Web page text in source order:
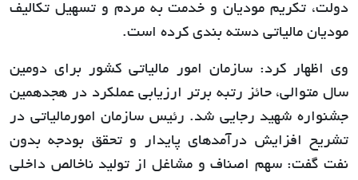
دولت، تکریم مودیان و خدمت به مردم و تسهیل تکالیف
مودیان مالیاتی دسته بندی کرده است.
وی اظهار کرد: سازمان امور مالیاتی کشور برای دومین
سال متوالی، حائز رتبه برتر ارزیابی عملکرد در هجدهمین
جشنواره شهید رجایی شد. رئیس سازمان امورمالیاتی در
تشریح افزایش درآمدهای پایدار و تحقق بودجه بدون
نفت گفت: سهم اصناف و مشاغل از تولید ناخالص داخلی